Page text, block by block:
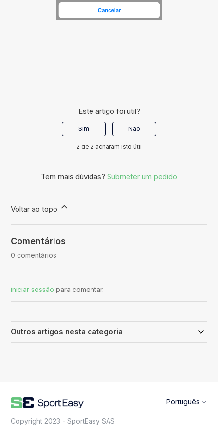
Este artigo foi útil?
Sim Não
2 de 2 acharam isto útil
Tem mais dúvidas? Submeter um pedido
Voltar ao topo
Comentários
0 comentários
iniciar sessão para comentar.
Outros artigos nesta categoria
Português
Copyright 2023 - SportEasy SAS